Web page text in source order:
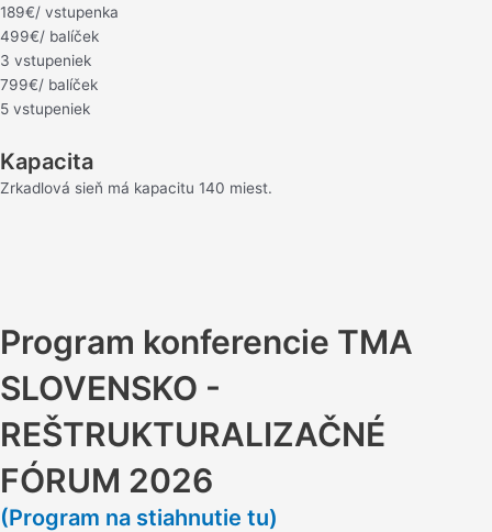
189€/ vstupenka
499€/ balíček
3 vstupeniek
799€/ balíček
5 vstupeniek
Kapacita
Zrkadlová sieň má kapacitu 140 miest.
Program konferencie TMA
SLOVENSKO -
REŠTRUKTURALIZAČNÉ
FÓRUM 2026
(Program na stiahnutie tu)